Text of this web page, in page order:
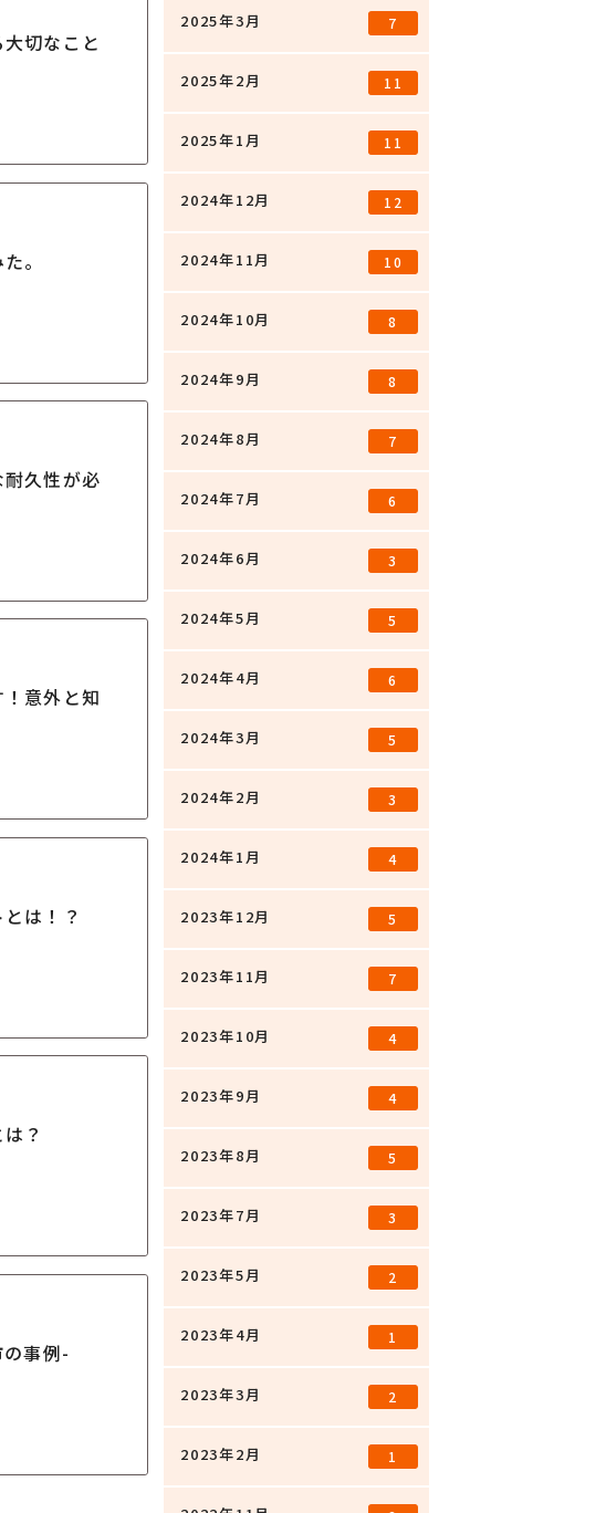
切なこと
。
久性が必
意外と知
は！？
？
事例-
2025年3月 7
2025年2月 11
2025年1月 11
2024年12月 12
2024年11月 10
2024年10月 8
2024年9月 8
2024年8月 7
2024年7月 6
2024年6月 3
2024年5月 5
2024年4月 6
2024年3月 5
2024年2月 3
2024年1月 4
2023年12月 5
2023年11月 7
2023年10月 4
2023年9月 4
2023年8月 5
2023年7月 3
2023年5月 2
2023年4月 1
2023年3月 2
2023年2月 1